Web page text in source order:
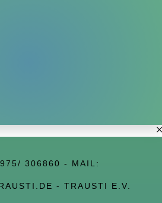
306860 - MAIL:
- TRAUSTI E.V.